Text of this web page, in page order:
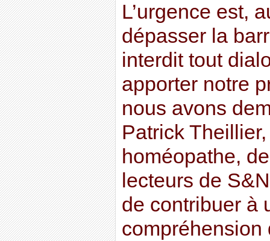
L’urgence est,
dépasser la
interdit tout
apporter notre
nous avons
Patrick
homéopathe,
lecteurs de
de contribuer à
compréhension